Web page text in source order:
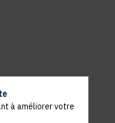
à améliorer votre